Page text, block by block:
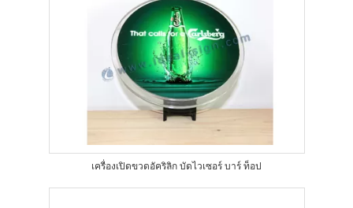
เครื่องเปิดขวดอัคริลิก บัดไวเซอร์ บาร์ ท็อป